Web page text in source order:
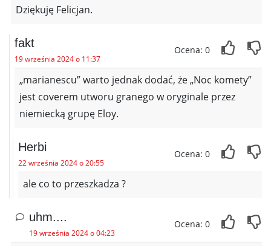
Dziękuję Felicjan.
fakt
19 września 2024 o 11:37
Ocena: 0
„marianescu” warto jednak dodać, że „Noc komety”
jest coverem utworu granego w oryginale przez
niemiecką grupę Eloy.
Herbi
22 września 2024 o 20:55
Ocena: 0
ale co to przeszkadza ?
uhm....
19 września 2024 o 04:23
Ocena: 0